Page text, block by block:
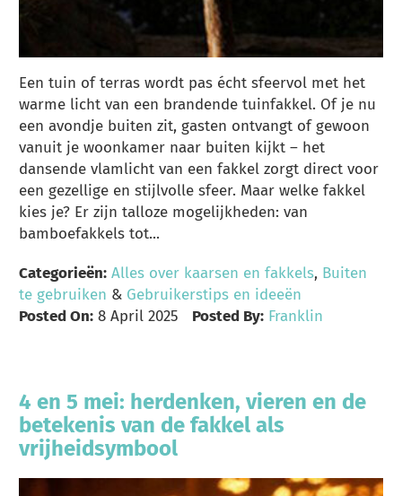
Een tuin of terras wordt pas écht sfeervol met het
warme licht van een brandende tuinfakkel. Of je nu
een avondje buiten zit, gasten ontvangt of gewoon
vanuit je woonkamer naar buiten kijkt – het
dansende vlamlicht van een fakkel zorgt direct voor
een gezellige en stijlvolle sfeer. Maar welke fakkel
kies je? Er zijn talloze mogelijkheden: van
bamboefakkels tot...
Categorieën: Alles over kaarsen en fakkels, Buiten
te gebruiken & Gebruikerstips en ideeën
Posted On: 8 April 2025 Posted By: Franklin
4 en 5 mei: herdenken, vieren en de
betekenis van de fakkel als
vrijheidsymbool